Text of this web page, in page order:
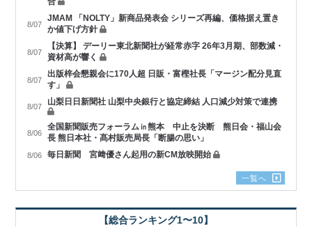
8/07
JMAM 「NOLTY」新商品発表会 シリーズ再編、価格据え置き
か値下げ方針
8/07
【決算】 デーリー東北新聞社が経常赤字 26年3月期、部数減・
資材高が響く
8/07
出版梓会懇親会に170人超 日販・富樫社長「マージン配分見直
す」
8/07 山梨日日新聞社 山梨中央銀行と協定締結 人口減少対策で連携
8/06
全国新聞販売フォーラム㏌熊本 中止を決断 熊日会・福山会
長 熊日本社・髙村販売局長「断腸の思い」
8/06 毎日新聞 宮﨑優さん起用の新CM放映開始
一覧へ
【総合ランキング1〜10】